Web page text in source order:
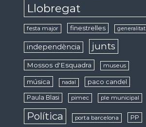
Llobregat
festa major finestrelles generalitat
independència junts
Mossos d'Esquadra museus
música nadal paco candel
Paula Blasi pimec ple municipal
Política porta barcelona PP